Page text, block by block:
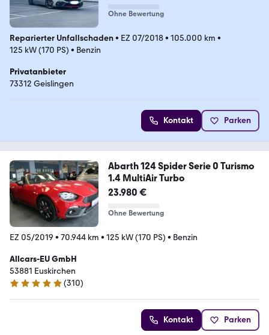
Ohne Bewertung
Reparierter Unfallschaden• EZ 07/2018• 105.000 km •
125 kW (170 PS) • Benzin
Privatanbieter
73312 Geislingen
Kontakt Parken
Abarth 124 Spider Serie 0 Turismo
1.4 MultiAir Turbo
23.980 €
Ohne Bewertung
EZ 05/2019 • 70.944 km • 125 kW (170 PS) • Benzin
Allcars-EU GmbH
53881 Euskirchen
4.8 Sterne
(310)
Kontakt Parken